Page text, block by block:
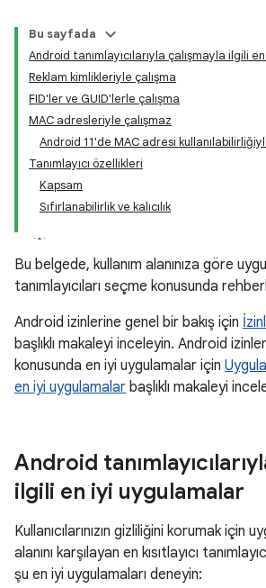
Bu sayfada
Android tanımlayıcılarıyla çalışmayla ilgili
Reklam kimlikleriyle çalışma
FID'ler ve GUID'lerle çalışma
MAC adresleriyle çalışmaz
Android 11'de MAC adresi
Tanımlayıcı özellikleri
Kapsam
Sıfırlanabilirlik ve kalıcılık
Bu belgede, kullanım alanınıza göre
tanımlayıcıları seçme konusunda
Android izinlerine genel bir bakış için
başlıklı makaleyi inceleyin. Android
konusunda en iyi uygulamalar için
en iyi uygulamalar başlıklı makaleyi
Android
ilgili en iyi uygulamalar
Kullanıcılarınızın gizliliğini korumak için
alanını karşılayan en kısıtlayıcı
şu en iyi uygulamaları deneyin: